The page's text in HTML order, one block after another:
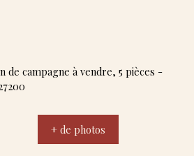
+ de photos